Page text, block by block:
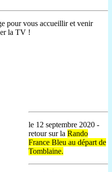
pour vous accueillir et venir
la TV !
le 12 septembre 2020 -
retour sur la Rando
France Bleu au départ de
Tomblaine.